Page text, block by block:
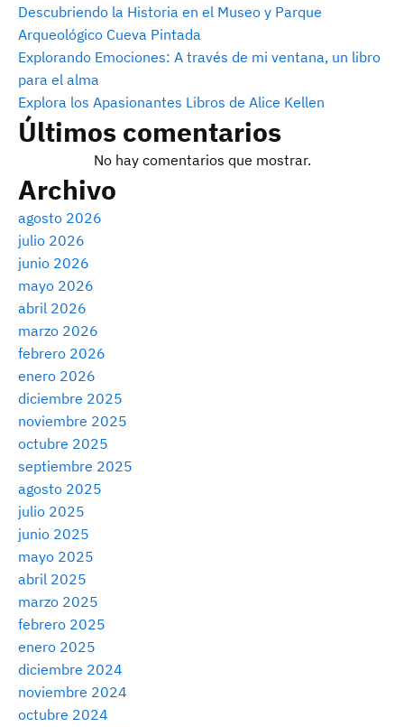
Descubriendo la Historia en el Museo y Parque
Arqueológico Cueva Pintada
Explorando Emociones: A través de mi ventana, un libro
para el alma
Explora los Apasionantes Libros de Alice Kellen
Últimos comentarios
No hay comentarios que mostrar.
Archivo
agosto 2026
julio 2026
junio 2026
mayo 2026
abril 2026
marzo 2026
febrero 2026
enero 2026
diciembre 2025
noviembre 2025
octubre 2025
septiembre 2025
agosto 2025
julio 2025
junio 2025
mayo 2025
abril 2025
marzo 2025
febrero 2025
enero 2025
diciembre 2024
noviembre 2024
octubre 2024